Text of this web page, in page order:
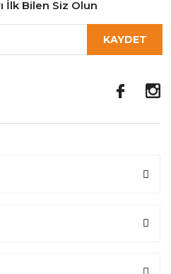
İlk Bilen Siz Olun
KAYDET